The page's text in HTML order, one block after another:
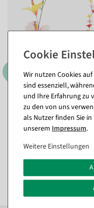
Bunte künstliche Hibiskus
Girlande 180 cm
Sofort versandfähig.
18,98 €
15,95 EUR zzgl. ges.
Wir nutzen Cookies
sind essenziell,
und Ihre Erfahrung zu
zu den von uns
als Nutzer finden Sie
unserem Impressum.
Weitere Einstellungen